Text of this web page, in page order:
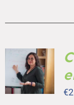
TOEVOEGEN
AAN
WINKELWAGEN
/
DETAILS
€